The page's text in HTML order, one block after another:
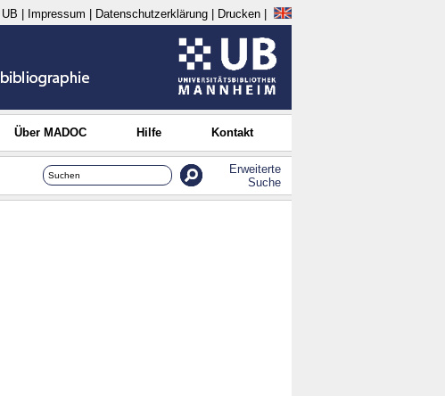
Impressum Datenschutzerklärung Drucken
Über MADOC Hilfe Kontakt
Erweiterte
Suche